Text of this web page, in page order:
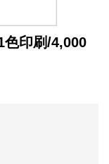
色印刷/4,000